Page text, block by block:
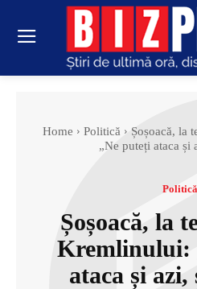
Home Politică
Șoșoacă, la
„Ne puteți ataca și
Politică
Șoșoacă, la
Kremlinului:
ataca și azi,